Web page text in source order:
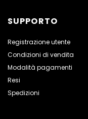
SUPPORTO
Registrazione utente
Condizioni di vendita
Modalità pagamenti
Resi
Spedizioni